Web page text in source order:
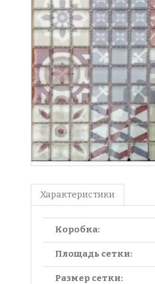
Характеристики
Коробка:
Площадь сетки:
Размер сетки: